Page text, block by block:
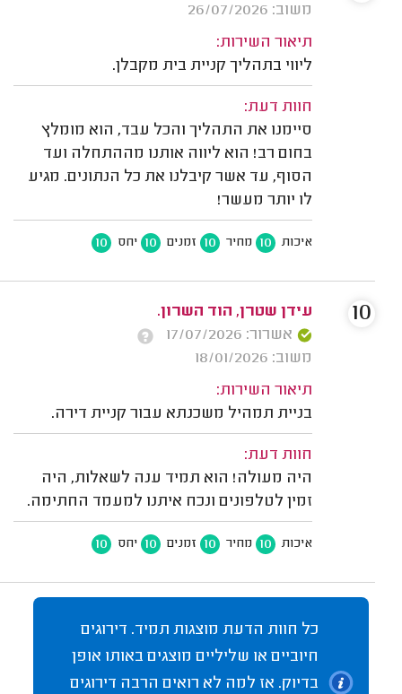
משוב: 26/07/2026
תיאור השירות:
ליווי בתהליך קניית בית מקבלן.
חוות דעת:
סיימנו את התהליך והכל עבד, הוא מומלץ
בחום רב! הוא ליווה אותנו מההתחלה ועד
הסוף, עד אשר קיבלנו את כל הנתונים. מגיע
לו יותר מעשר!
איכות 10 מחיר 10 זמנים 10 יחס 10
עידן שטרן, הוד השרון.
אשרור: 17/07/2026
משוב: 18/01/2026
תיאור השירות:
בניית תמהיל משכנתא עבור קניית דירה.
חוות דעת:
היה מעולה! הוא תמיד ענה לשאלות, היה
זמין לטלפונים ונכח איתנו למעמד החתימה.
איכות 10 מחיר 10 זמנים 10 יחס 10
10
כל חוות הדעת מוצגות תמיד. דירוגים
חיוביים או שליליים מוצגים באותו אופן
בדיוק. אז למה לא רואים הרבה דירוגים